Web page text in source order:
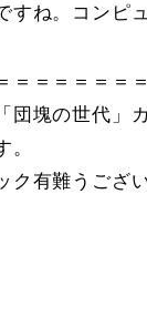
ね。コンピュ
＝＝＝＝＝＝
団塊の世代」
。
ク有難うござ